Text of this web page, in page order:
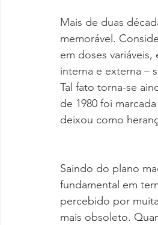
Mais de duas
memorável.
em doses
interna e externa –
Tal fato torna-se
de 1980 foi
deixou como
Saindo do plano
fundamental em
percebido por
mais obsoleto.